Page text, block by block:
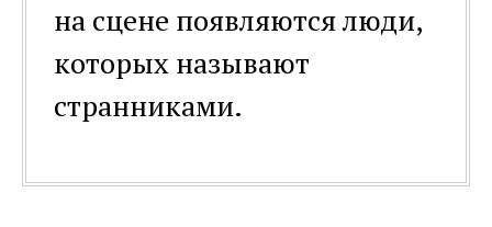
на сцене появляются люди,
которых называют
странниками.